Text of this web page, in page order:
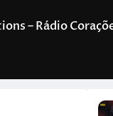
– Rádio